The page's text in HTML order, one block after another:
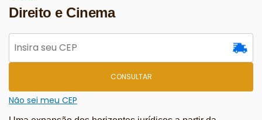
Direito e Cinema
CONSULTAR
Não sei meu CEP